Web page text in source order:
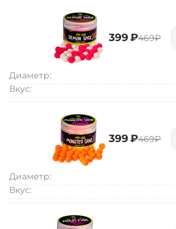
‍399‍ ₽‍469‍₽
Диаметр:
Вкус:
‍399‍ ₽‍469‍₽
Диаметр:
Вкус: